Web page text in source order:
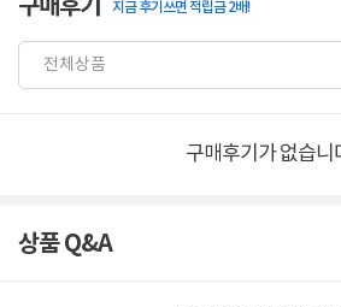
구매후기 지금 후기쓰면 적립금 2배!
구매후기가 없습니
상품 Q&A